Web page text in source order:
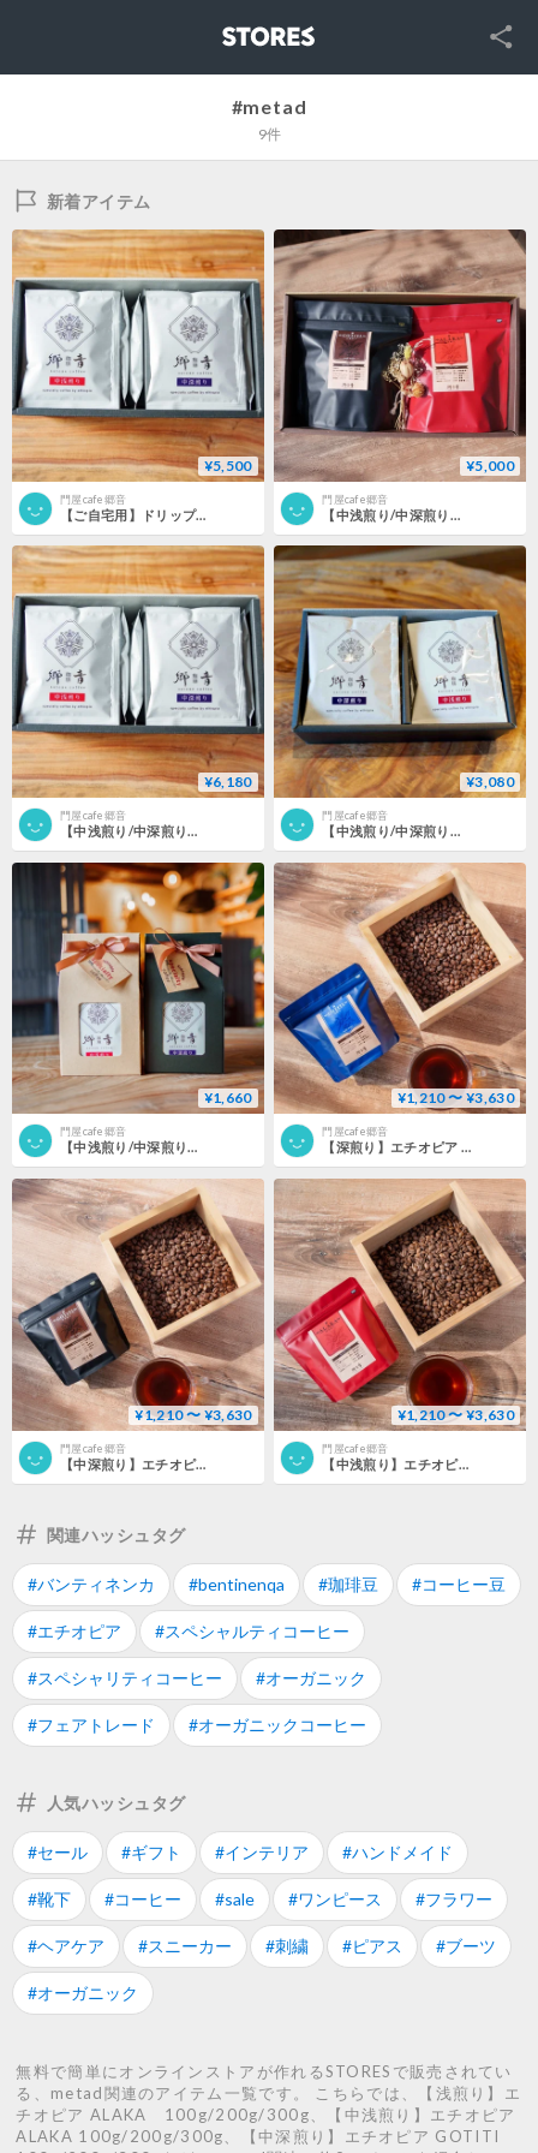
SNS
#metad
9件
新着アイテム
¥5,500
門屋cafe郷音
【ご自宅用】ドリップバッグ20個入り
¥5,000
門屋cafe郷音
【中浅煎り/中深煎り】ギフトBOX エチオピア 飲み比べ２種セット 200g×2
¥6,180
門屋cafe郷音
【中浅煎り/中深煎り】ドリップバッグ20個入り
¥3,080
門屋cafe郷音
【中浅煎り/中深煎り】ドリップバッグ10個入り
¥1,660
門屋cafe郷音
【中浅煎り/中深煎り】ドリップバッグ5個入り
¥1,210 〜 ¥3,630
門屋cafe郷音
【深煎り】エチオピア GOTITI 100g/200g/300g
¥1,210 〜 ¥3,630
門屋cafe郷音
【中深煎り】エチオピア GOTITI 100g/200g/300g
¥1,210 〜 ¥3,630
門屋cafe郷音
【中浅煎り】エチオピア ALAKA 100g/200g/300g
関連ハッシュタグ
#バンティネンカ #bentinenqa #珈琲豆 #コーヒー豆
#エチオピア #スペシャルティコーヒー
#スペシャリティコーヒー #オーガニック
#フェアトレード #オーガニックコーヒー
人気ハッシュタグ
#セール #ギフト #インテリア #ハンドメイド
#靴下 #コーヒー #sale #ワンピース #フラワー
#ヘアケア #スニーカー #刺繍 #ピアス #ブーツ
#オーガニック
無料で簡単にオンラインストアが作れるSTORESで販売されてい
る、metad関連のアイテム一覧です。 こちらでは、【浅煎り】エ
チオピア ALAKA 100g/200g/300g、【中浅煎り】エチオピア
ALAKA 100g/200g/300g、【中深煎り】エチオピア GOTITI